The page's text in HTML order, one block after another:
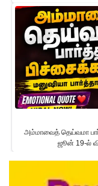
அம்மாவைத் தெய்வமா
ஜூன் 19-ல்